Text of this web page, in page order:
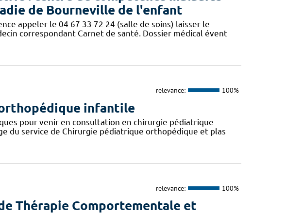
de Bourneville de l'enfant
appeler le 04 67 33 72 24 (salle de soins) laisser le
correspondant Carnet de santé. Dossier médical évent
relevance: 100%
infantile
pour venir en consultation en chirurgie pédiatrique
du service de Chirurgie pédiatrique orthopédique et plas
relevance: 100%
Thérapie Comportementale et